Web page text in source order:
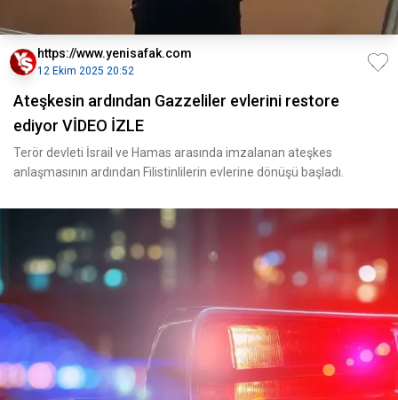
https://www.yenisafak.com
12 Ekim 2025 20:52
Ateşkesin ardından Gazzeliler evlerini restore
ediyor VİDEO İZLE
Terör devleti İsrail ve Hamas arasında imzalanan ateşkes
anlaşmasının ardından Filistinlilerin evlerine dönüşü başladı.